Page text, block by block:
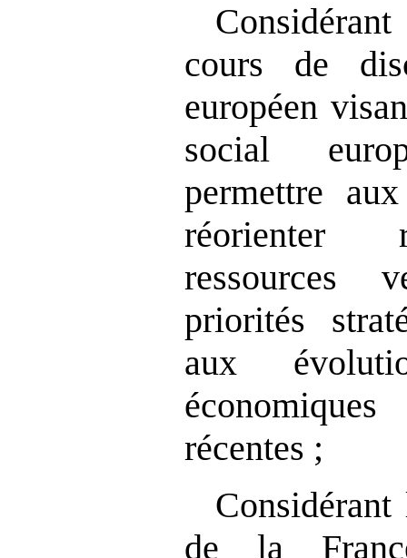
cours de
européen
social
permettre
réorienter
ressources
priorités
aux
récentes ;
de la